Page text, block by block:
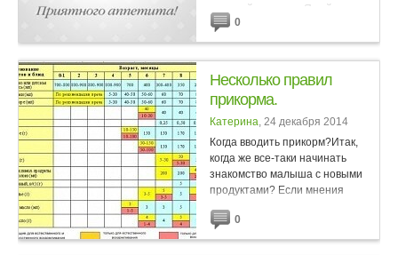
пожалуйста, папу. Я сейчас
готовлю ужин.- Папа тоже занят!
Он пошёл в гараж.- Хорошо....
0
Несколько правил
прикорма.
Катерина, 24 декабря 2014
Когда вводить прикорм?Итак,
когда же все-таки начинать
знакомство малыша с новыми
продуктами? Если мнения
малышей-«искусственников»
практически однозначны –...
0